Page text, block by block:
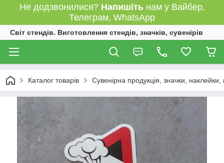
Не додзвонилися? Напишітьнам у Вайбер,
Телеграм, WhatsApp
Світ стендів. Виготовлення стендів, значків, сувенірів
Каталог товарів Сувенірна продукція, значки, наклейки,